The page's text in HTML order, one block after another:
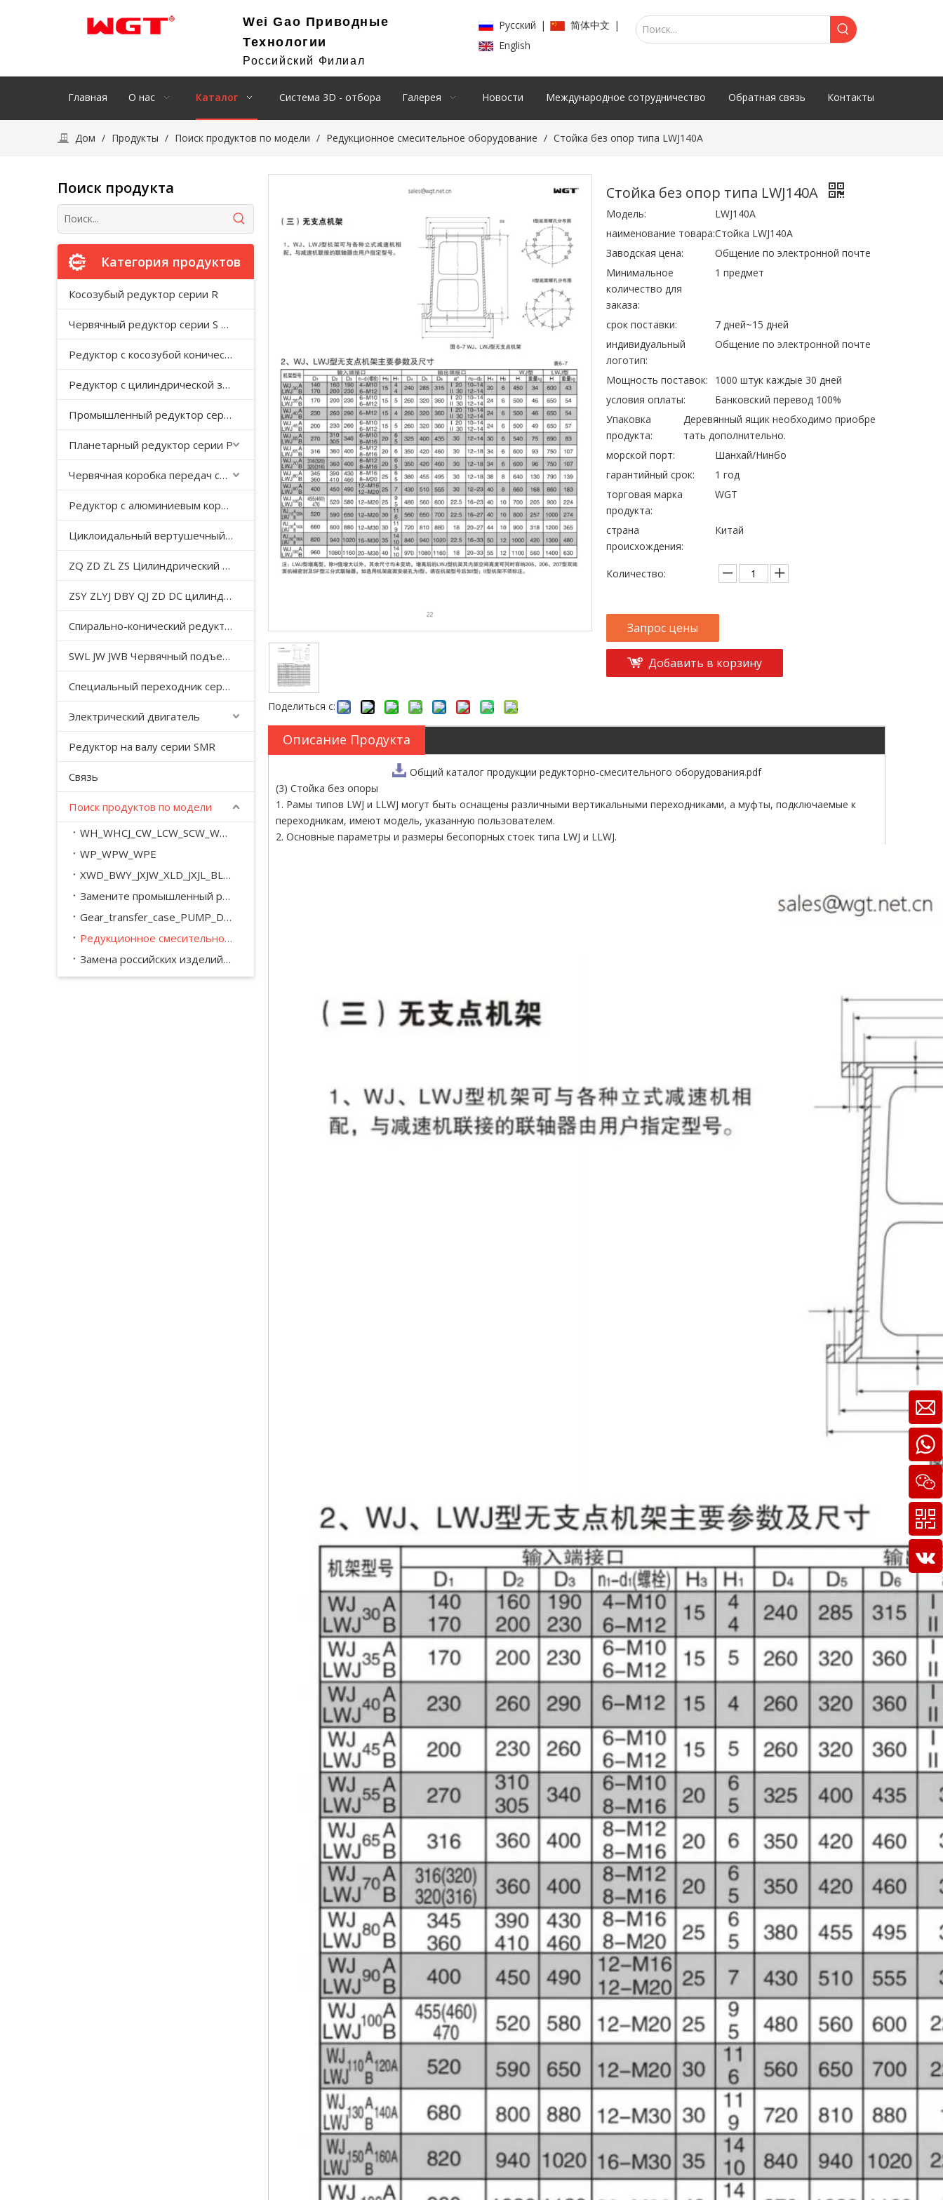
Wei Gao Приводные
Технологии
Российский Филиал
Pусский | 简体中文 |
English
Главная О нас Каталог Система 3D - отбора Галерея Новости Международное сотрудничество Обратная связь Контакты
Дом / Продукты / Поиск продуктов по модели / Редукционное смесительное оборудование / Стойка без опор типа LWJ140A
Поиск продукта
Категория продуктов
Косозубый редуктор серии R
Червячный редуктор серии S с косозубой передачей
Редуктор с косозубой конической передачей серии K
Редуктор с цилиндрической зубчатой ​​передачей серии F с параллельным валом
Промышленный редуктор серии HB
Планетарный редуктор серии P
Червячная коробка передач серии WP
Редуктор с алюминиевым корпусом серии NMRV
Циклоидальный вертушечный редуктор B/X
ZQ ZD ZL ZS Цилиндрический редуктор с мягкой поверхностью зуба
ZSY ZLYJ DBY QJ ZD DC цилиндрический зубчатый редуктор средней твердости с поверхностью зуба
Спирально-конический редуктор серии T
SWL JW JWB Червячный подъемный домкрат серии JWM
Специальный переходник серии YHJ для безгравитационного смесителя
Электрический двигатель
Редуктор на валу серии SMR
Связь
Поиск продуктов по модели
WH_WHCJ_CW_LCW_SCW_WD_WSJ_WXJ_A_M
WP_WPW_WPE
XWD_BWY_JXJW_XLD_JXJL_BLY_BYY_XWED_BWEY
Замените промышленный редуктор серии SEW_M_MC_.
Gear_transfer_case_PUMP_DRIVE
Редукционное смесительное оборудование
Замена российских изделий КПП
Поделиться с:
Стойка без опор типа LWJ140A
Модель:
LWJ140A
наименование товара:Стойка LWJ140A
Заводская цена:
Общение по электронной почте
Минимальное
количество для
заказа:
1 предмет
срок поставки:
7 дней~15 дней
индивидуальный
логотип:
Общение по электронной почте
Мощность поставок:
1000 штук каждые 30 дней
условия оплаты:
Банковский перевод 100%
Упаковка
продукта:
Деревянный ящик необходимо приобре
тать дополнительно.
морской порт:
Шанхай/Нинбо
гарантийный срок:
1 год
торговая марка
продукта:
WGT
страна
происхождения:
Китай
Количество:
Запрос цены
Добавить в корзину
Описание Продукта
Общий каталог продукции редукторно-смесительного оборудования.pdf
(3) Стойка без опоры
1. Рамы типов LWJ и LLWJ могут быть оснащены различными вертикальными переходниками, а муфты, подключаемые к
переходникам, имеют модель, указанную пользователем.
2. Основные параметры и размеры бесопорных стоек типа LWJ и LLWJ.